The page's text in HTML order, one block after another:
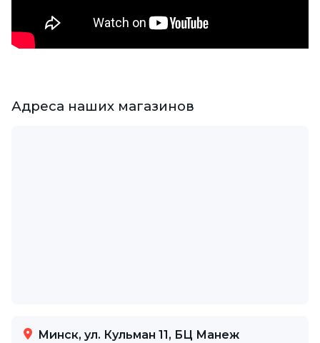
Адреса наших магазинов
Минск, ул. Кульман 11, БЦ Манеж